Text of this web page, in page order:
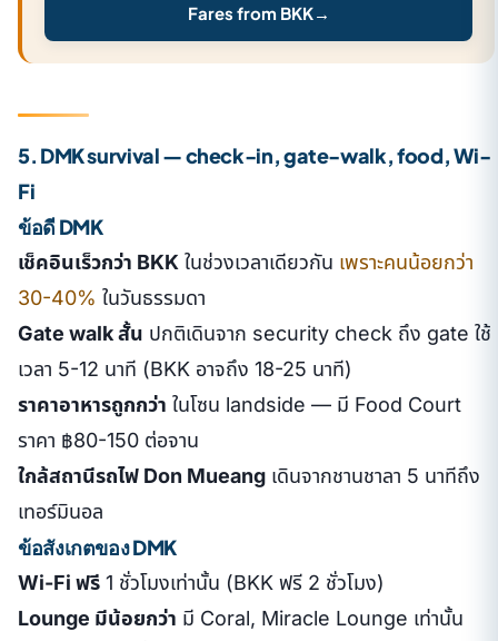
Fares from BKK→
5. DMK survival — check-in, gate-walk, food, Wi-
Fi
ข้อดี DMK
เช็คอินเร็วกว่า BKK ในช่วงเวลาเดียวกัน เพราะคนน้อยกว่า
30-40% ในวันธรรมดา
Gate walk สั้น ปกติเดินจาก security check ถึง gate ใช้
เวลา 5-12 นาที (BKK อาจถึง 18-25 นาที)
ราคาอาหารถูกกว่า ในโซน landside — มี Food Court
ราคา ฿80-150 ต่อจาน
ใกล้สถานีรถไฟ Don Mueang เดินจากชานชาลา 5 นาทีถึง
เทอร์มินอล
ข้อสังเกตของ DMK
Wi-Fi ฟรี 1 ชั่วโมงเท่านั้น (BKK ฟรี 2 ชั่วโมง)
Lounge มีน้อยกว่า มี Coral, Miracle Lounge เท่านั้น